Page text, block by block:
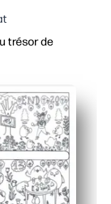
trésor de
allie la coloration
de
en déplacement -
de temps,